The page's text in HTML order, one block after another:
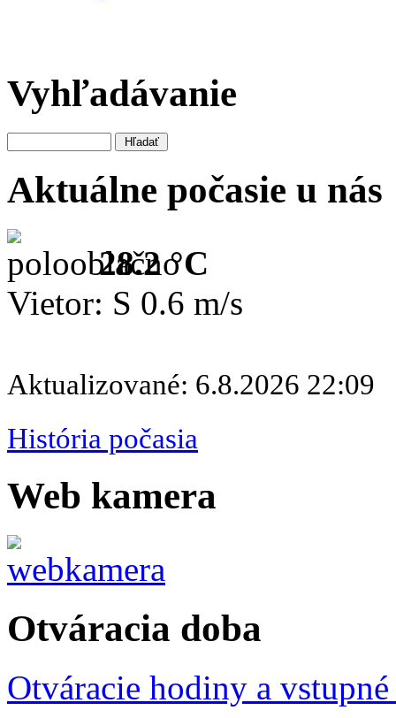
Vyhľadávanie
Aktuálne počasie u nás
28.2 °C
Vietor: S 0.6 m/s
Aktualizované: 6.8.2026 22:09
História počasia
Web kamera
Otváracia doba
Otváracie hodiny a